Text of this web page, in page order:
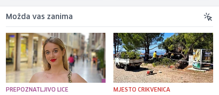
Možda vas zanima
PREPOZNATLJIVO LICE MJESTO CRIKVENICA